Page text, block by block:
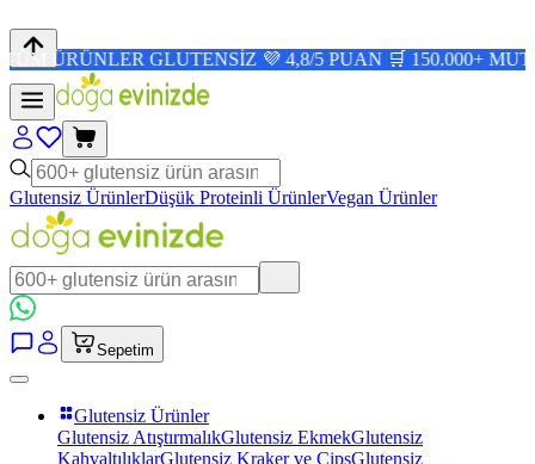
GLUTENSİZ 💜 4,8/5 PUAN 🛒 150.000+ MUTLU
Glutensiz ÜrünlerDüşük Proteinli ÜrünlerVegan Ürünler
Sepetim
Glutensiz Ürünler
Glutensiz AtıştırmalıkGlutensiz EkmekGlutensiz
KahvaltılıklarGlutensiz Kraker ve CipsGlutensiz